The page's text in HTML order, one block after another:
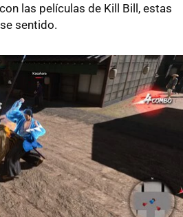
las películas de Kill Bill, estas
sentido.